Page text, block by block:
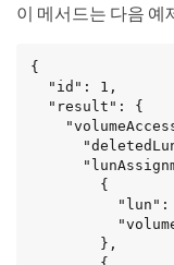
이 메서드는 다음 예
{